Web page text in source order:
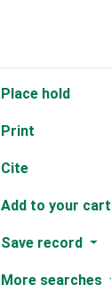
Place hold
Print
Cite
Add to your cart
Save record
More searches